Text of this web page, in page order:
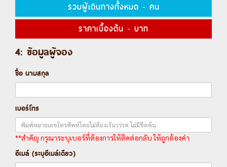
รวมผู้เดินทางทั้งหมด - คน
ราคาเบื้องต้น - บาท
4: ข้อมูลผู้จอง
ชื่อ นามสกุล
เบอร์โทร
**สำคัญ กรุณาระบุเบอร์ที่ต้องการให้ติดต่อกลับ ให้ถูกต้องค่า
อีเมล์ (ระบุอีเมล์เดียว)